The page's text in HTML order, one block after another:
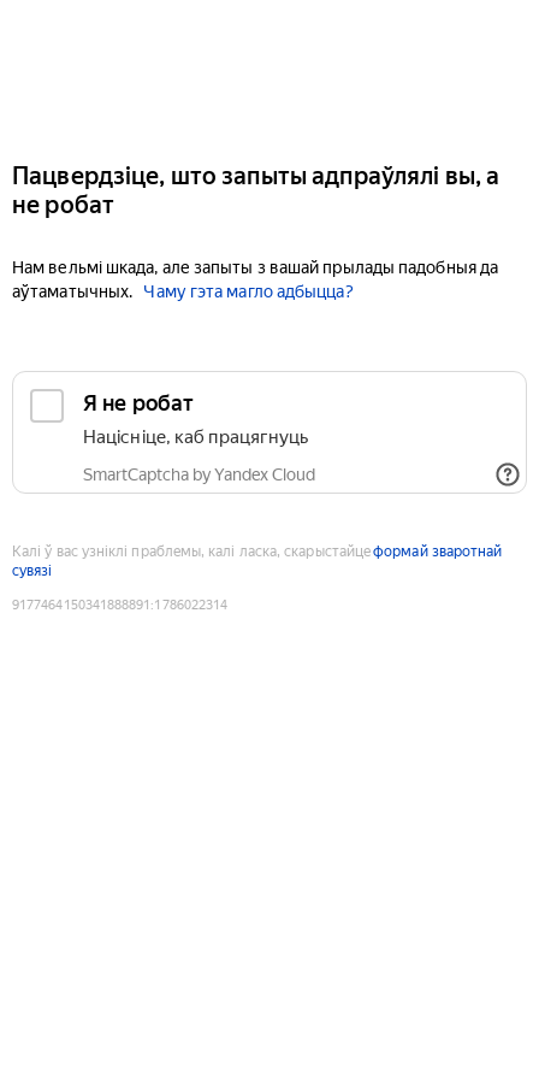
Пацвердзіце, што запыты адпраўлялі вы, а
не робат
Нам вельмі шкада, але запыты з вашай прылады падобныя да
аўтаматычных.
Чаму гэта магло адбыцца?
Я не робат
Націсніце, каб працягнуць
SmartCaptcha by Yandex Cloud
Калі ў вас узніклі праблемы, калі ласка, скарыстайцеформай зваротнай
сувязі
9177464150341888891 :1786022314